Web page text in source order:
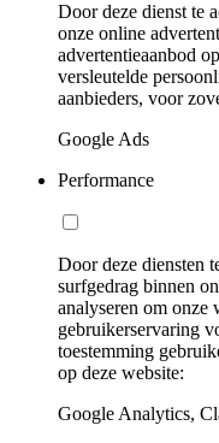
Door deze dienst te
onze online
advertentieaanbod
versleutelde
aanbieders, voor
Google Ads
Performance
Door deze diensten
surfgedrag binnen
analyseren om onze
gebruikerservaring
toestemming
op deze website:
Google Analytics,